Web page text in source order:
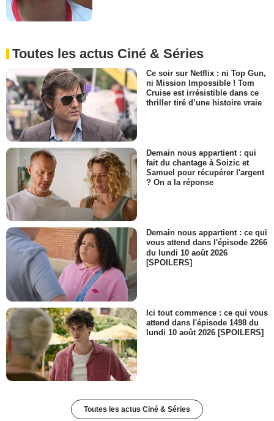
Toutes les actus Ciné & Séries
Ce soir sur Netflix : ni Top Gun,
ni Mission Impossible ! Tom
Cruise est irrésistible dans ce
thriller tiré d’une histoire vraie
Demain nous appartient : qui
fait du chantage à Soizic et
Samuel pour récupérer l'argent
? On a la réponse
Demain nous appartient : ce qui
vous attend dans l'épisode 2266
du lundi 10 août 2026
[SPOILERS]
Ici tout commence : ce qui vous
attend dans l'épisode 1498 du
lundi 10 août 2026 [SPOILERS]
Toutes les actus Ciné & Séries